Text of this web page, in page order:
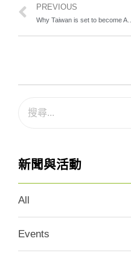
新聞與活動
All
Events
PREVIOUS